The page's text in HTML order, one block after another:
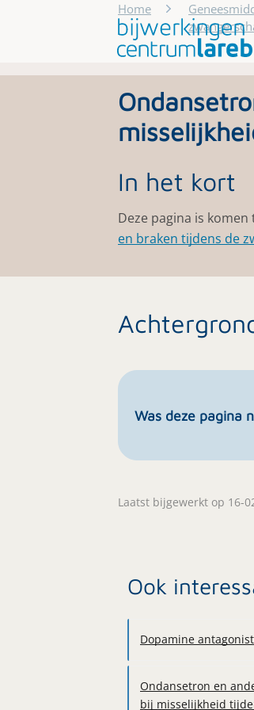
Home
In het kort
Deze pagina is
en braken tijdens de
Was deze pagina
Laatst bijgewerkt op 16-
Ook
Dopamine
Ondansetron en
bij misselijkheid